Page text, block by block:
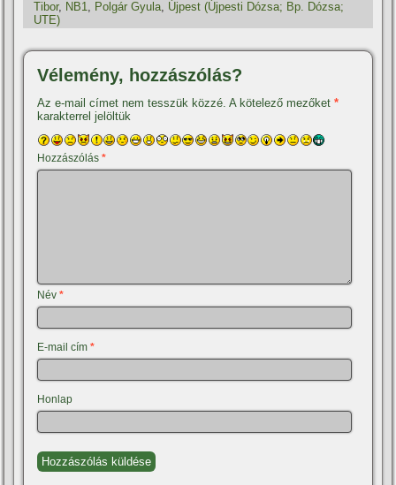
Tibor, NB1, Polgár Gyula, Újpest (Újpesti Dózsa; Bp. Dózsa;
UTE)
Vélemény, hozzászólás?
Az e-mail címet nem tesszük közzé. A kötelező mezőket*
karakterrel jelöltük
Hozzászólás*
Név*
E-mail cím*
Honlap